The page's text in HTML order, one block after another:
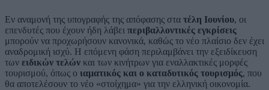
Εν αναμονή της υπογραφής της απόφασης στα τέλη Ιουνίου, οι
επενδυτές που έχουν ήδη λάβει περιβαλλοντικές εγκρίσεις
μπορούν να προχωρήσουν κανονικά, καθώς το νέο πλαίσιο δεν έχει
αναδρομική ισχύ. Η επόμενη φάση περιλαμβάνει την εξειδίκευση
των ειδικών τελών και των κινήτρων για εναλλακτικές μορφές
τουρισμού, όπως ο ιαματικός και ο καταδυτικός τουρισμός, που
θα αποτελέσουν το νέο «στοίχημα» για την ελληνική οικονομία.